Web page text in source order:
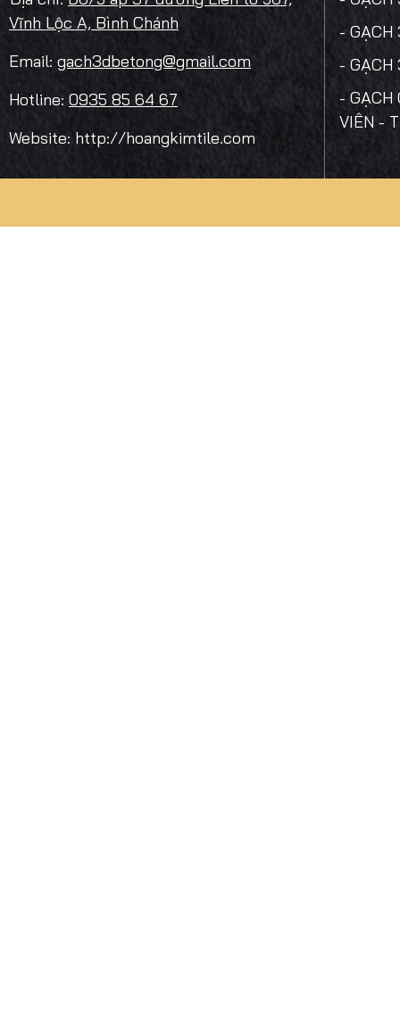
Vĩnh Lộc A, Bình Chánh
Email: gach3dbetong@gmail.com
Hotline: 0935 85 64 67
Website: http://hoangkimtile.com
- GẠCH
- GẠCH
- GẠCH
VIÊN -